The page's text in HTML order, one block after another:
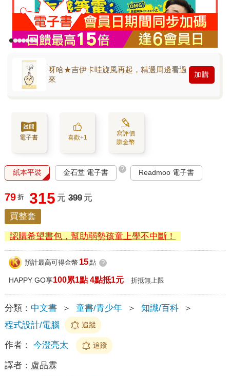
呀哈★吉伊卡哇旋風再起，精選周邊看過
來
加購
電子書 喜歡+1
寫評價
賺金幣
紙本平裝 金石堂 電子書 ? Readmoo 電子書
79 折 315 元 399 元
買整套
認購希望書包，幫助弱勢孩童上學不中斷！
預計最高可得金幣 15點 ?
HAPPY GO享100累1點 4點抵1元 折抵無上限
分類： 中文書 ＞ 童書/青少年 ＞ 知識/百科
＞
程式設計/電腦
追蹤
作者： 今澄亮太 追蹤
譯者： 盧品霖